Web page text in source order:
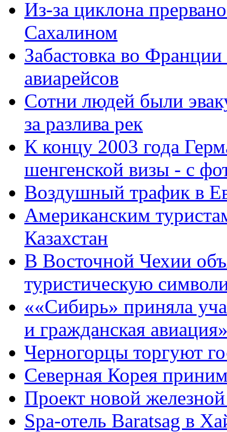
Из-за циклона
Сахалином
Забастовка во
авиарейсов
Сотни людей были
за разлива рек
К концу 2003 года
шенгенской визы - с
Воздушный трафик в
Американским
Казахстан
В Восточной Чехии
туристическую
««Сибирь» приняла
и гражданская
Черногорцы торгуют
Северная Корея
Проект новой
Spa-отель Baratsag в